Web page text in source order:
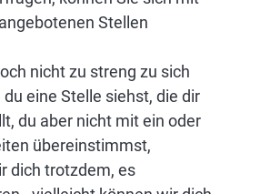
Stellen
nicht zu streng zu sich
eine Stelle siehst, die dir
du aber nicht mit ein oder
übereinstimmst,
dich trotzdem, es